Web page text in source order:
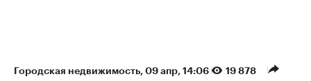
Городская недвижимость 09 апр, 14:06 19 878